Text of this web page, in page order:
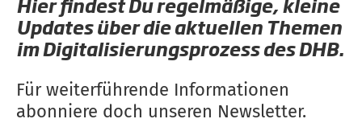
Updates über die aktuellen Themen
im Digitalisierungsprozess des DHB.
Für weiterführende Informationen
abonniere doch unseren Newsletter.